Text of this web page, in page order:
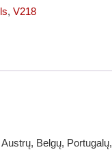
, V218
Belgų, Portugalų,